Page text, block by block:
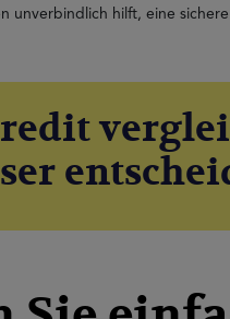
unverbindlich hilft, eine